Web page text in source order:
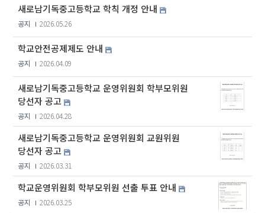
새로남기독중고등학교 학칙 개정 안내
공지 2026.05.26
학교안전공제제도 안내
공지 2026.04.09
새로남기독중고등학교 운영위원회 학부모위원
당선자 공고
공지 2026.04.28
새로남기독중고등학교 운영위원회 교원위원
당선자 공고
공지 2026.03.31
학교운영위원회 학부모위원 선출 투표 안내
공지 2026.03.25